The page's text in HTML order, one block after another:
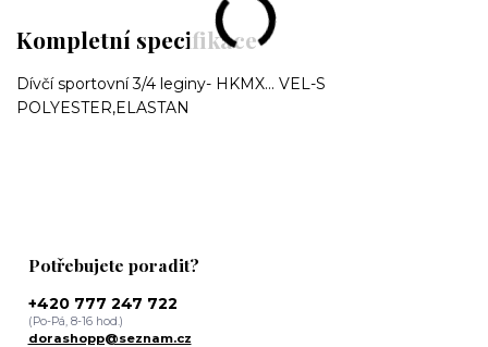
Kompletní specifikace
Dívčí sportovní 3/4 leginy- HKMX... VEL-S
POLYESTER,ELASTAN
Potřebujete poradit?
+420 777 247 722
(Po-Pá, 8-16 hod.)
dorashopp@seznam.cz